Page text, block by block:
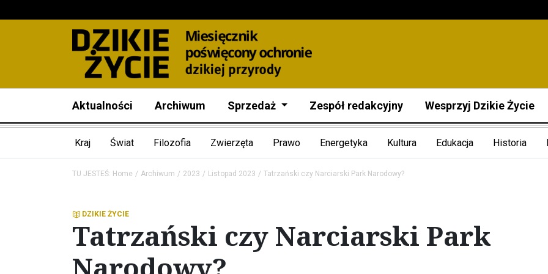
Aktualności Archiwum Sprzedaż Zespół redakcyjny Wesprzyj Dzikie Życie
Kraj Świat Filozofia Zwierzęta Prawo Energetyka Kultura Edukacja Historia
TU JESTEŚ: Home Archiwum 2023 Listopad 2023 Tatrzański czy Narciarski Park Narodowy?
DZIKIE ŻYCIE
Tatrzański czy Narciarski Park